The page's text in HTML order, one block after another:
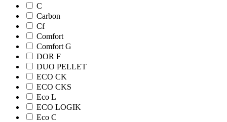
C
Carbon
Cf
Comfort
Comfort G
DOR F
DUO PELLET
ECO CK
ECO CKS
Eco L
ECO LOGIK
Eco С